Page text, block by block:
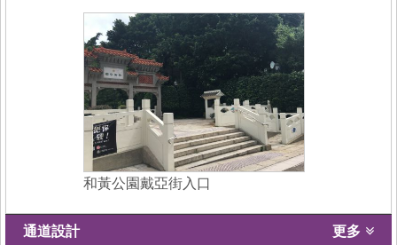
和黃公園戴亞街入口
通道設計 更多